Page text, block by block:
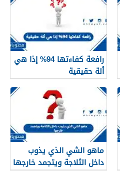
رافعة كفاءتها 94% إذا هي
ألة حقيقية
ماهو الشي الذي يذوب
داخل الثلاجة ويتجمد خارجها